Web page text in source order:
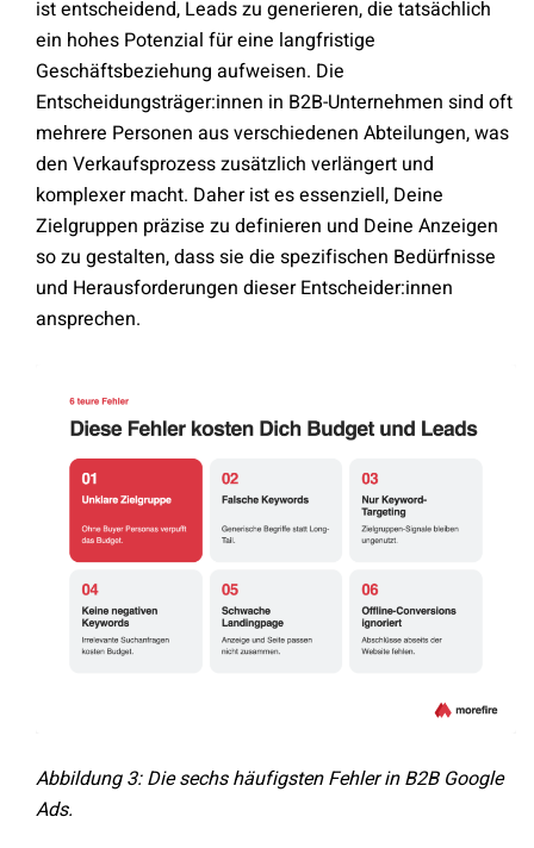
ist entscheidend, Leads zu generieren, die tatsächlich
ein hohes Potenzial für eine langfristige
Geschäftsbeziehung aufweisen. Die
Entscheidungsträger:innen in B2B-Unternehmen sind oft
mehrere Personen aus verschiedenen Abteilungen, was
den Verkaufsprozess zusätzlich verlängert und
komplexer macht. Daher ist es essenziell, Deine
Zielgruppen präzise zu definieren und Deine Anzeigen
so zu gestalten, dass sie die spezifischen Bedürfnisse
und Herausforderungen dieser Entscheider:innen
ansprechen.
Abbildung 3: Die sechs häufigsten Fehler in B2B Google
Ads.